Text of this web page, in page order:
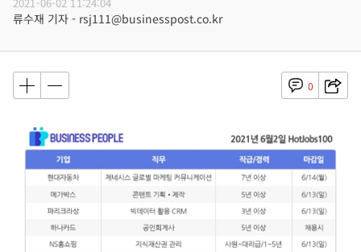
류수재 기자 - rsj111@businesspost.co.kr
0